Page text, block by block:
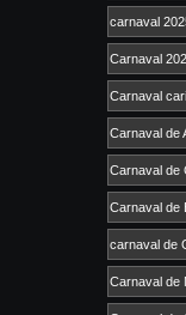
carnaval
Carnaval
Carnaval
Carnaval de
Carnaval de
Carnaval de
carnaval de
Carnaval de